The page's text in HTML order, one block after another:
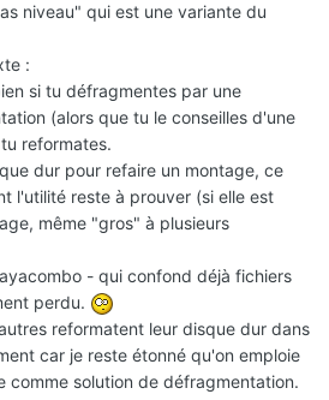
niveau" qui est une variante du
:
si tu défragmentes par une
(alors que tu le conseilles d'une
reformates.
dur pour refaire un montage, ce
l'utilité reste à prouver (si elle est
même "gros" à plusieurs
- qui confond déjà fichiers
perdu.
reformatent leur disque dur dans
car je reste étonné qu'on emploie
comme solution de défragmentation.